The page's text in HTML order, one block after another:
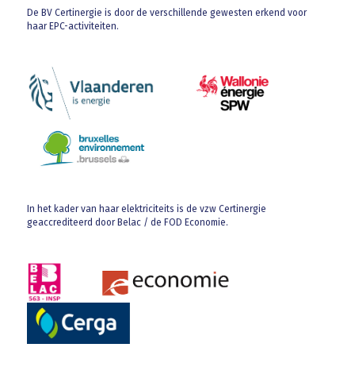
De BV Certinergie is door de verschillende gewesten erkend voor
haar EPC-activiteiten.
In het kader van haar elektriciteits is de vzw Certinergie
geaccrediteerd door Belac / de FOD Economie.